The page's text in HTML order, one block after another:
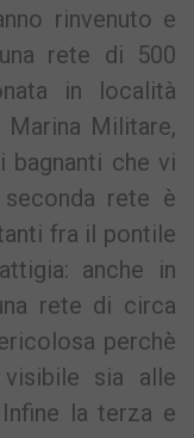
rinvenuto e
rete di 500
in località
Militare,
bagnanti che vi
rete è
fra il pontile
anche in
rete di circa
perchè
sia alle
la terza e